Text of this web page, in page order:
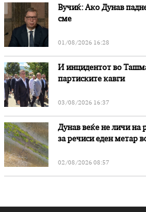
Вучиќ: Ако Дунав
сме
01/08/2026 16:28
И инцидентот во
партиските кавги
03/08/2026 16:37
Дунав веќе не личи на
за речиси еден метар
02/08/2026 08:57